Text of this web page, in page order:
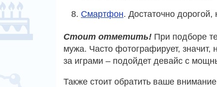
Смартфон. Достаточно
Стоит отметить! При подборе
мужа. Часто фотографирует,
за играми – подойдет девайс с
Также стоит обратить ваше